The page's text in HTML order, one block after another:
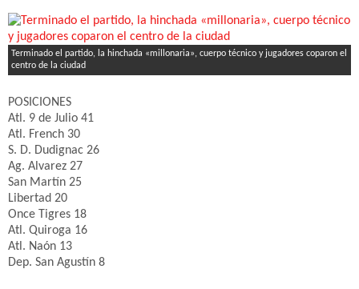
Terminado el partido, la hinchada «millonaria», cuerpo técnico y jugadores coparon el
centro de la ciudad
POSICIONES
Atl. 9 de Julio 41
Atl. French 30
S. D. Dudignac 26
Ag. Alvarez 27
San Martín 25
Libertad 20
Once Tigres 18
Atl. Quiroga 16
Atl. Naón 13
Dep. San Agustín 8